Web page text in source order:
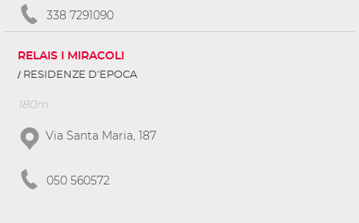
338 7291090
RELAIS I MIRACOLI
RESIDENZE D'EPOCA
180m
Via Santa Maria, 187
050 560572